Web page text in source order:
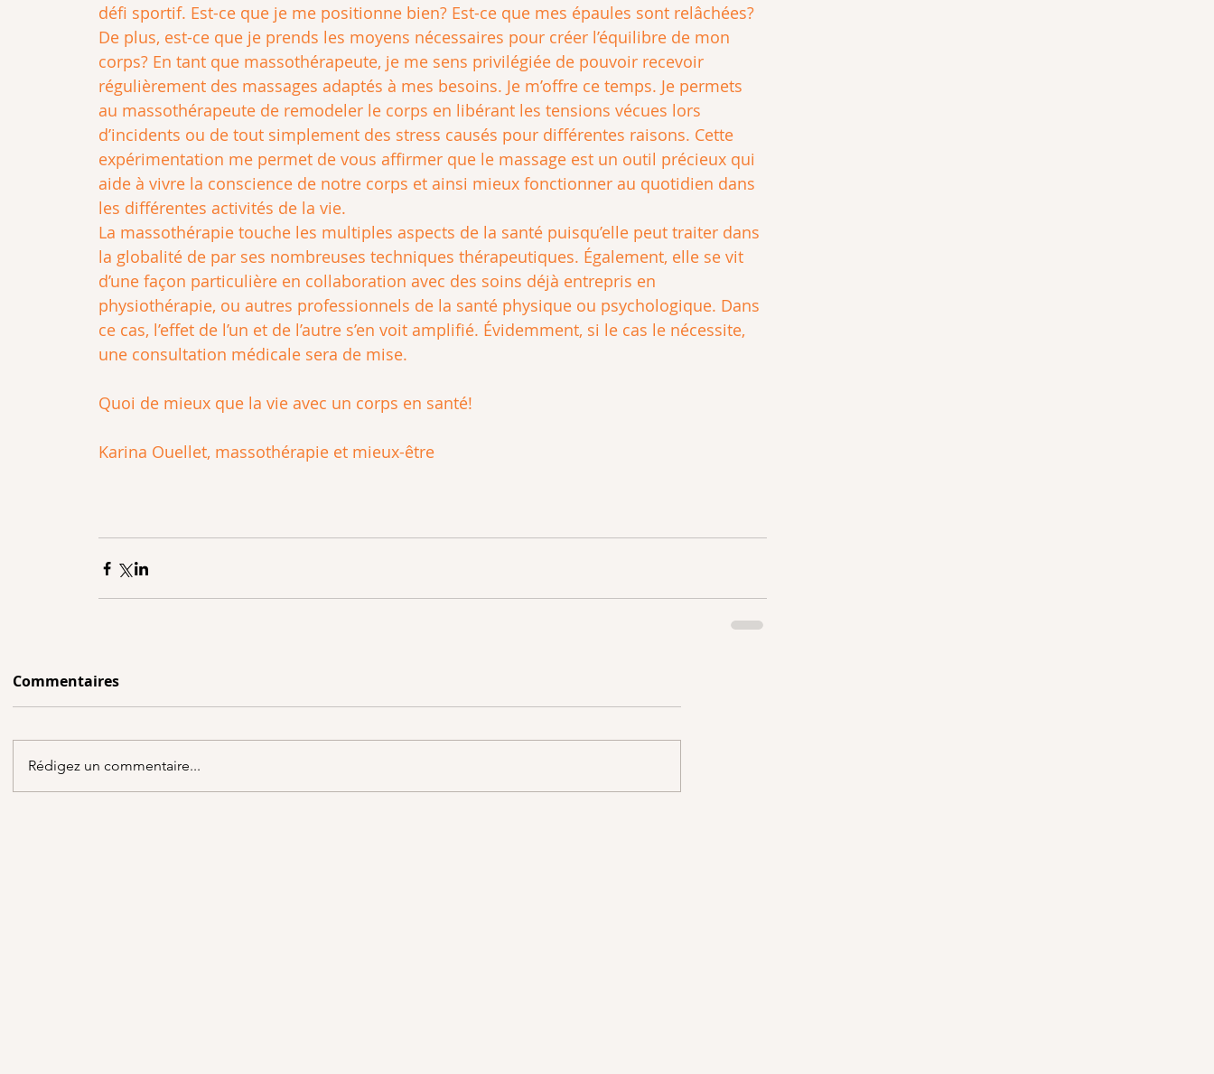
défi sportif. Est-ce que je me positionne bien? Est-ce que mes épaules sont relâchées?
De plus, est-ce que je prends les moyens nécessaires pour créer l’équilibre de mon
corps? En tant que massothérapeute, je me sens privilégiée de pouvoir recevoir
régulièrement des massages adaptés à mes besoins. Je m’offre ce temps. Je permets
au massothérapeute de remodeler le corps en libérant les tensions vécues lors
d’incidents ou de tout simplement des stress causés pour différentes raisons. Cette
expérimentation me permet de vous affirmer que le massage est un outil précieux qui
aide à vivre la conscience de notre corps et ainsi mieux fonctionner au quotidien dans
les différentes activités de la vie.
La massothérapie touche les multiples aspects de la santé puisqu’elle peut traiter dans
la globalité de par ses nombreuses techniques thérapeutiques. Également, elle se vit
d’une façon particulière en collaboration avec des soins déjà entrepris en
physiothérapie, ou autres professionnels de la santé physique ou psychologique. Dans
ce cas, l’effet de l’un et de l’autre s’en voit amplifié. Évidemment, si le cas le nécessite,
une consultation médicale sera de mise.
Quoi de mieux que la vie avec un corps en santé!
Karina Ouellet, massothérapie et mieux-être
Commentaires
Rédigez un commentaire...